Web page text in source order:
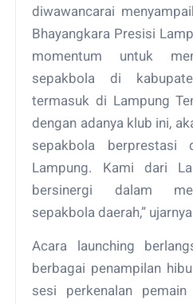
diwawancarai
Bhayangkara Presisi
momentum untuk
sepakbola di
termasuk di Lampung
dengan adanya klub ini,
sepakbola berprestasi
Lampung. Kami dari
bersinergi dalam
sepakbola daerah,”
Acara launching
berbagai penampilan
sesi perkenalan pemain